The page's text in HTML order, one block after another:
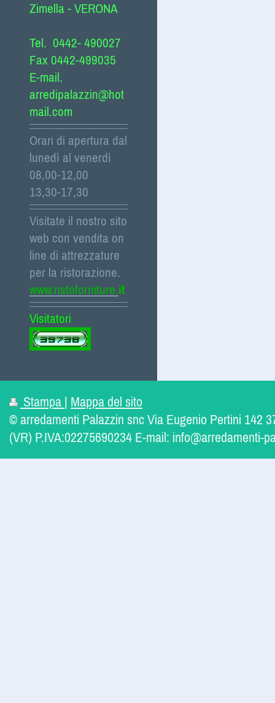
Zimella - VERONA
Tel. 0442- 490027
Fax 0442-499035
E-mail.
arredipalazzin@hot
mail.com
Orari di apertura dal
lunedì al venerdì
08,00-12,00
13,30-17,30
Visitate il nostro sito
web con vendita on
line di attrezzature
per la ristorazione.
www.ristoforniture. it
Visitatori
Stampa | Mappa del sito
© arredamenti Palazzin snc Via Eugenio Pertini 142
(VR) P.IVA:02275690234 E-mail: info@arredamenti-